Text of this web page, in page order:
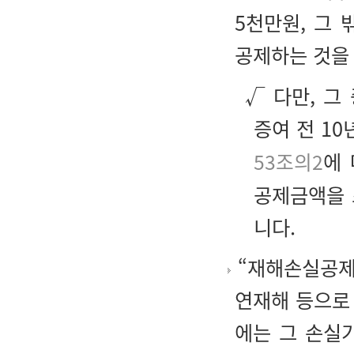
5천만원, 그
공제하는 것
√ 다만, 그
증여 전 10
53조의2에
공제금액
니다.
“재해손실공
연재해 등으
에는 그 손실